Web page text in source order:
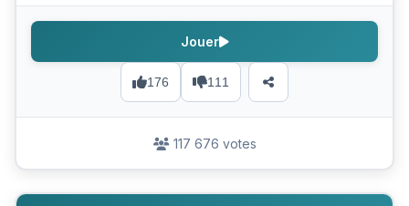
176 111
Jouer
117 676 votes